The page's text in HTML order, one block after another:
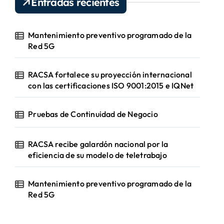
e
Mantenimiento preventivo programado de la
Red 5G
RACSA fortalece su proyección internacional
con las certificaciones ISO 9001:2015 e IQNet
Pruebas de Continuidad de Negocio
RACSA recibe galardón nacional por la
eficiencia de su modelo de teletrabajo
Mantenimiento preventivo programado de la
Red 5G